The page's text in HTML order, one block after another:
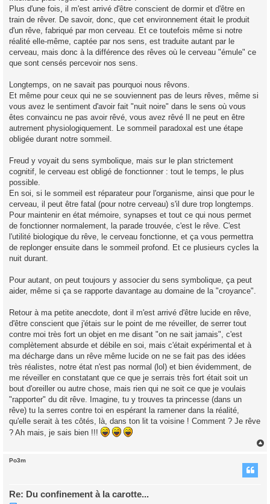
a
g
e
n
o
n
l
Plus d'une fois, il m'est arrivé d'être conscient de dormir et d'être en
train de rêver. De savoir, donc, que cet environnement était le produit
d'un rêve, fabriqué par mon cerveau. Et ce toutefois même si notre
réalité elle-même, captée par nos sens, est traduite autant par le
cerveau, mais donc à la différence des rêves où le cerveau "émule" ce
que sont censés percevoir nos sens.
Longtemps, on ne savait pas pourquoi nous rêvons.
Et même pour ceux qui ne se souviennent pas de leurs rêves, même si
vous avez le sentiment d'avoir fait "nuit noire" dans le sens où vous
êtes convaincu ne pas avoir rêvé, vous avez rêvé Il ne peut en être
autrement physiologiquement. Le sommeil paradoxal est une étape
obligée durant notre sommeil.
Freud y voyait du sens symbolique, mais sur le plan strictement
cognitif, le cerveau est obligé de fonctionner : tout le temps, le plus
possible.
En soi, si le sommeil est réparateur pour l'organisme, ainsi que pour le
cerveau, il peut être fatal (pour notre cerveau) s'il dure trop longtemps.
Pour maintenir en état mémoire, synapses et tout ce qui nous permet
de fonctionner normalement, la parade trouvée, c'est le rêve. C'est
l'utilité biologique du rêve, le cerveau fonctionne, et ça vous permettra
de replonger ensuite dans le sommeil profond. Et ce plusieurs cycles la
nuit durant.
Pour autant, on peut toujours y associer du sens symbolique, ça peut
aider, même si ça se rapporte davantage au domaine de la "croyance".
Retour à ma petite anecdote, dont il m'est arrivé d'être lucide en rêve,
d'être conscient que j'étais sur le point de me réveiller, de serrer tout
contre moi très fort un objet en me disant "on ne sait jamais", c'est
complètement absurde et débile en soi, mais c'était expérimental et à
ma décharge dans un rêve même lucide on ne se fait pas des idées
très réalistes, notre état n'est pas normal (lol) et bien évidemment, de
me réveiller en constatant que ce que je serrais très fort était soit un
bout d'oreiller ou autre chose, mais rien qui ne soit ce que je voulais
"rapporter" du dit rêve. Imagine, tu y trouves ta princesse (dans un
rêve) tu la serres contre toi en espérant la ramener dans la réalité,
qu'elle serait à tes côtés, là, dans ton lit ta voisine ! Comment ? Je rêve
? Ah mais, je sais bien !!!
Po3m
Re: Du confinement à la carotte...